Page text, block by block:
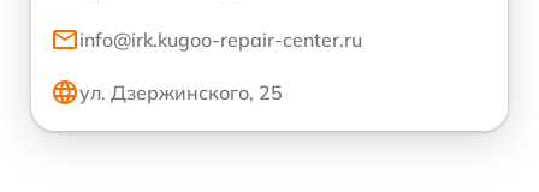
info@irk.kugoo-repair-center.ru
ул. Дзержинского, 25